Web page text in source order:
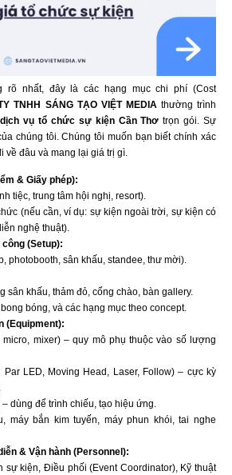
rõ nhất, đây là các hạng mục chi phí (Cost
TNHH SÁNG TẠO VIỆT MEDIA thường trình
vụ tổ chức sự kiện Cần Thơ trọn gói. Sự
chúng tôi. Chúng tôi muốn bạn biết chính xác
về đâu và mang lại giá trị gì.
& Giấy phép):
tiệc, trung tâm hội nghị, resort).
(nếu cần, ví dụ: sự kiện ngoài trời, sự kiện có
nghệ thuật).
(Setup):
photobooth, sân khấu, standee, thư mời).
sân khấu, thảm đỏ, cổng chào, bàn gallery.
bóng, và các hạng mục theo concept.
(Equipment):
micro, mixer) – quy mô phụ thuộc vào số lượng
Par LED, Moving Head, Laser, Follow) – cực kỳ
dùng để trình chiếu, tạo hiệu ứng.
máy bắn kim tuyến, máy phun khói, tai nghe
& Vận hành (Personnel):
sự kiện, Điều phối (Event Coordinator), Kỹ thuật